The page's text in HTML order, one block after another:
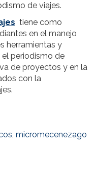
de viajes.
tiene como
en el manejo
herramientas y
periodismo de
de proyectos y en la
con la
, micromecenezago